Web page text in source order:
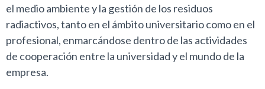
el medio ambiente y la gestión de los residuos
radiactivos, tanto en el ámbito universitario como en el
profesional, enmarcándose dentro de las actividades
de cooperación entre la universidad y el mundo de la
empresa.